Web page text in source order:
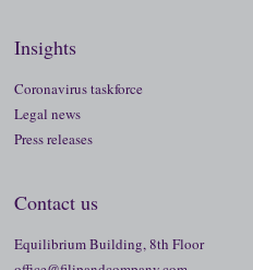
Insights
Coronavirus taskforce
Legal news
Press releases
Contact us
Equilibrium Building, 8th Floor